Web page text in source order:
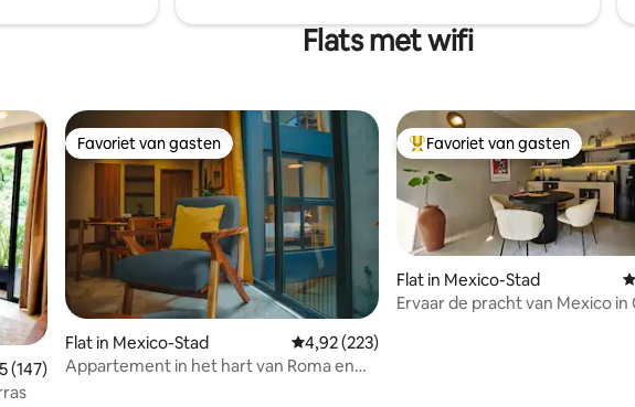
Flats met wifi
beoordeling van 4,95 op 5, 147 recensies
(147)
Favoriet van gasten
Favoriet van gasten
Flat in Mexico-Stad Gemiddelde beoordeling van 4,92 op 5, 223
4,92 (223)
Appartement in het hart van Roma en
Topfavoriet van gasten
Favoriet van gasten
Flat in Mexico-Stad
Ervaar de pracht van Mexico in